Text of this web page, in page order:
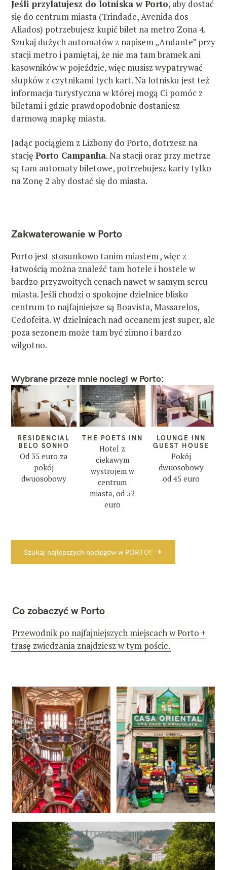
Jeśli przylatujesz do lotniska w Porto, aby dostać
się do centrum miasta (Trindade, Avenida dos
Aliados) potrzebujesz kupić bilet na metro Zona 4.
Szukaj dużych automatów z napisem „Andante” przy
stacji metro i pamiętaj, że nie ma tam bramek ani
kasowników w pojeździe, więc musisz wypatrywać
słupków z czytnikami tych kart. Na lotnisku jest też
informacja turystyczna w której mogą Ci pomóc z
biletami i gdzie prawdopodobnie dostaniesz
darmową mapkę miasta.
Jadąc pociągiem z Lizbony do Porto, dotrzesz na
stację Porto Campanha. Na stacji oraz przy metrze
są tam automaty biletowe, potrzebujesz karty tylko
na Zonę 2 aby dostać się do miasta.
Zakwaterowanie w Porto
Porto jest stosunkowo tanim miastem, więc z
łatwością można znaleźć tam hotele i hostele w
bardzo przyzwoitych cenach nawet w samym sercu
miasta. Jeśli chodzi o spokojne dzielnice blisko
centrum to najfajniejsze są Boavista, Massarelos,
Cedofeita. W dzielnicach nad oceanem jest super, ale
poza sezonem może tam być zimno i bardzo
wilgotno.
Wybrane przeze mnie noclegi w Porto:
RESIDENCIAL
BELO SONHO
Od 35 euro za
pokój
dwuosobowy
THE POETS INN
Hotel z
ciekawym
wystrojem w
centrum
miasta, od 52
euro
LOUNGE INN
GUEST HOUSE
Pokój
dwuosobowy
od 45 euro
Szukaj najlepszych noclegów w PORTO!
Co zobaczyć w Porto
Przewodnik po najfajniejszych miejscach w Porto +
trasę zwiedzania znajdziesz w tym poście.
s
z
u
k
a
j
: